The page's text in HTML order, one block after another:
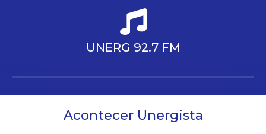
UNERG 92.7 FM
Acontecer Unergista